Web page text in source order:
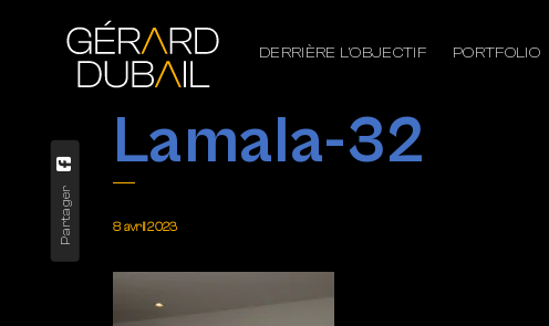
DERRIÈRE L’OBJECTIF PORTFOLIO
Lamala-32
Partager 8 avril 2023